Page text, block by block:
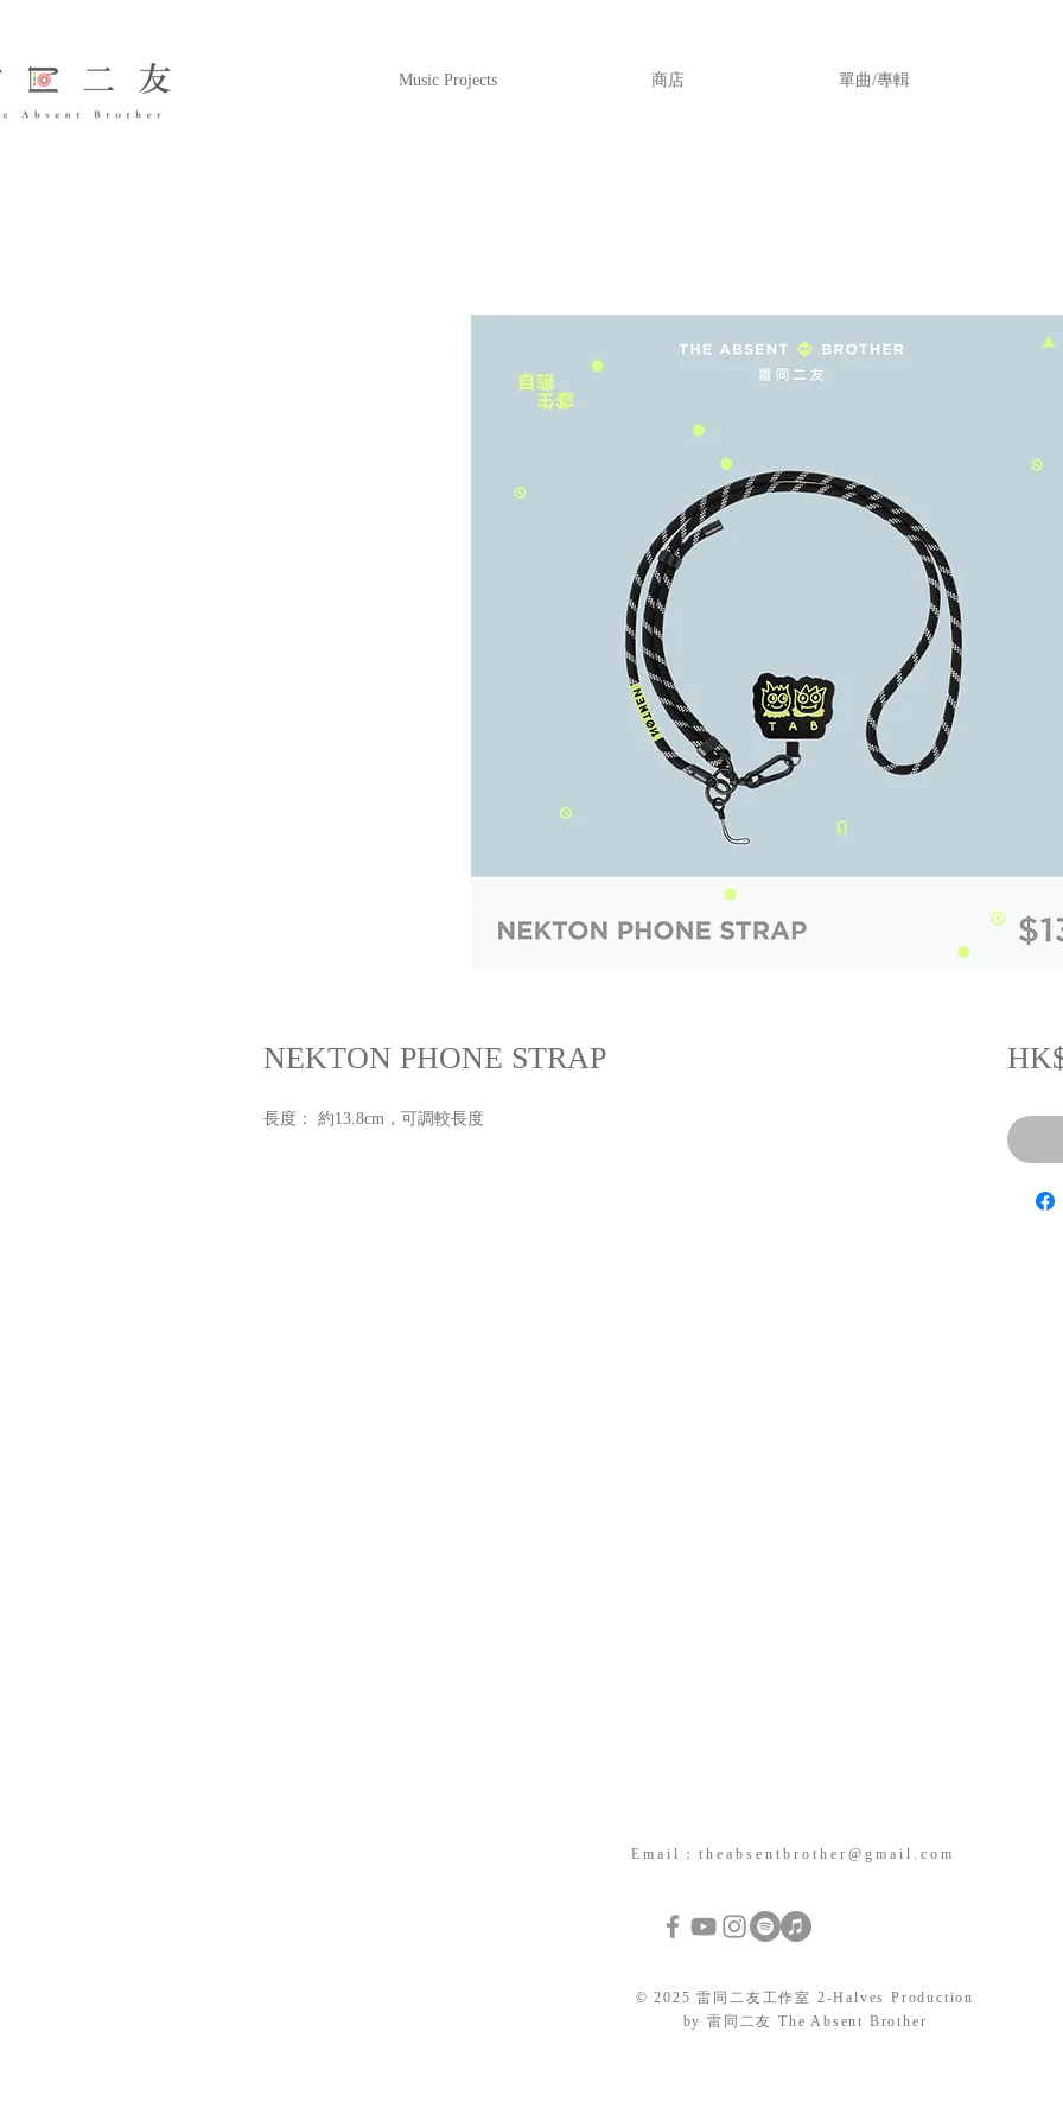
Music Projects 商店 單曲/專輯
NEKTON PHONE STRAP
長度： 約13.8cm，可調較長度
Email： theabsentbrother@gmail.com
© 2025 雷同二友工作室 2-Halves Production
by 雷同二友 The Absent Brother